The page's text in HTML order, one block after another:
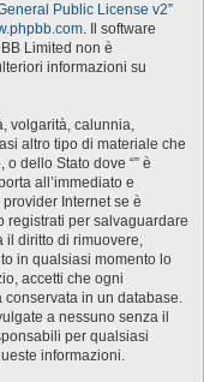
Public License v2”
. Il software
Limited non è
informazioni su
volgarità, calunnia,
altro tipo di materiale che
dello Stato dove “” è
all’immediato e
Internet se è
registrati per salvaguardare
il diritto di rimuovere,
in qualsiasi momento lo
accetti che ogni
in un database.
a nessuno senza il
per qualsiasi
informazioni.